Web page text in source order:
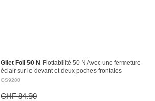
Gilet Foil 50 N Flottabilité 50 N Avec une fermeture
éclair sur le devant et deux poches frontales
Panneau arrière en deux sections avec articulation
OS9200
CHF 84.90